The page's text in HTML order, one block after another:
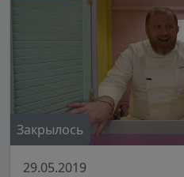
Закрылось
29.05.2019